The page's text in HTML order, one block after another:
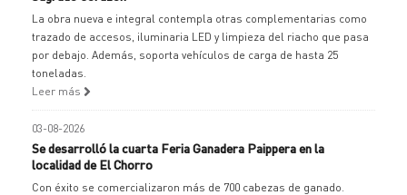
La obra nueva e integral contempla otras complementarias como
trazado de accesos, iluminaria LED y limpieza del riacho que pasa
por debajo. Además, soporta vehículos de carga de hasta 25
toneladas.
Leer más
03-08-2026
Se desarrolló la cuarta Feria Ganadera Paippera en la
localidad de El Chorro
Con éxito se comercializaron más de 700 cabezas de ganado.